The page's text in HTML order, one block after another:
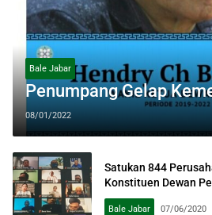
Bale Jabar
Penumpang Gelap
08/01/2022
Satukan 844
Konstituen Dewan
Bale Jabar 07/06/2020